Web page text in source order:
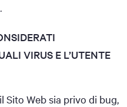
VIRUS E L’UTENTE
Sito Web sia privo di bug,